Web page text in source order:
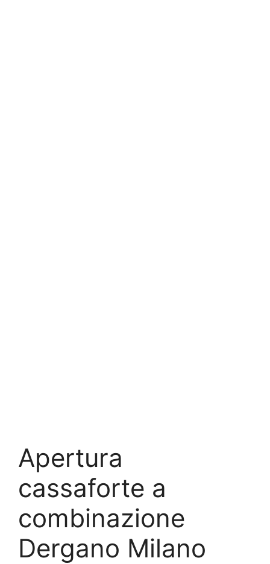
Apertura
cassaforte a
combinazione
Dergano Milano